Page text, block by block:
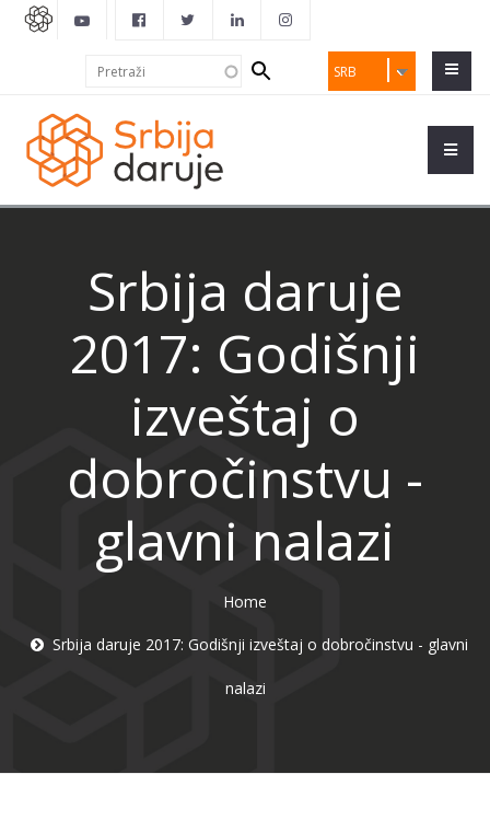
SRB
Search
form
Srbija daruje
2017: Godišnji
izveštaj o
dobročinstvu -
glavni nalazi
Home
Srbija daruje 2017: Godišnji izveštaj o dobročinstvu - glavni
nalazi